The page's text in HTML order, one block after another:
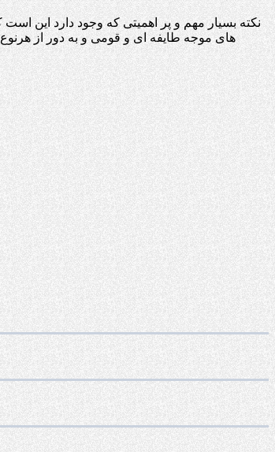
نکته بسیار مهم و پر اهمیتی که وجود دارد این است
های موجه طایفه ای و قومی و به دور از